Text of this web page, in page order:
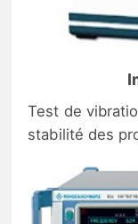
Test de
stabilité des